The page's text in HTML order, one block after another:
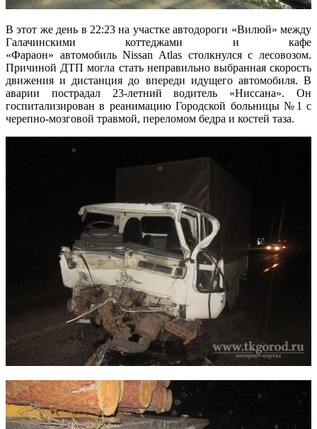
В этот же день в 22:23 на участке автодороги «Вилюй» между
Галачинскими коттеджами и кафе
«Фараон» автомобиль Nissan Atlas столкнулся с лесовозом.
Причиной ДТП могла стать неправильно выбранная скорость
движения и дистанция до впереди идущего автомобиля. В
аварии пострадал 23-летний водитель «Ниссана». Он
госпитализирован в реанимацию Городской больницы №1 с
черепно-мозговой травмой, переломом бедра и костей таза.